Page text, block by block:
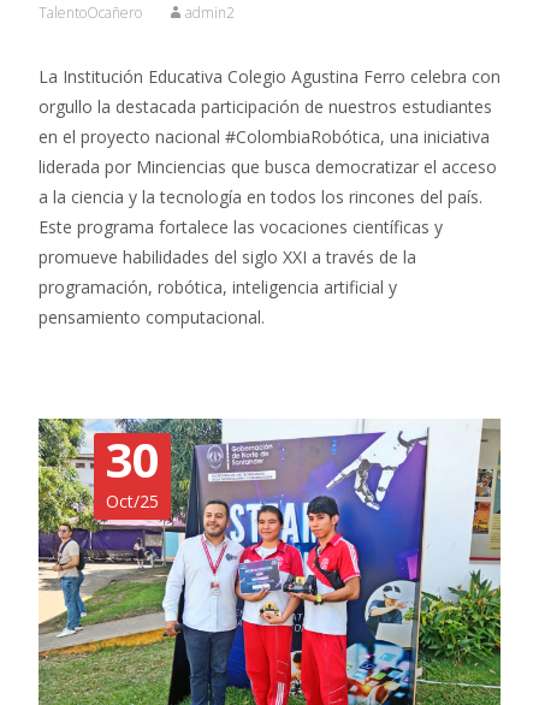
TalentoOcañero
admin2
La Institución Educativa Colegio Agustina Ferro celebra con
orgullo la destacada participación de nuestros estudiantes
en el proyecto nacional #ColombiaRobótica, una iniciativa
liderada por Minciencias que busca democratizar el acceso
a la ciencia y la tecnología en todos los rincones del país.
Este programa fortalece las vocaciones científicas y
promueve habilidades del siglo XXI a través de la
programación, robótica, inteligencia artificial y
pensamiento computacional.
30
Oct/25